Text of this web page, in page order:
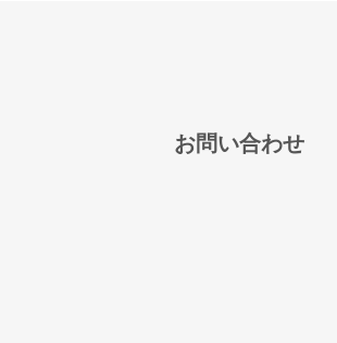
お問い合わせ